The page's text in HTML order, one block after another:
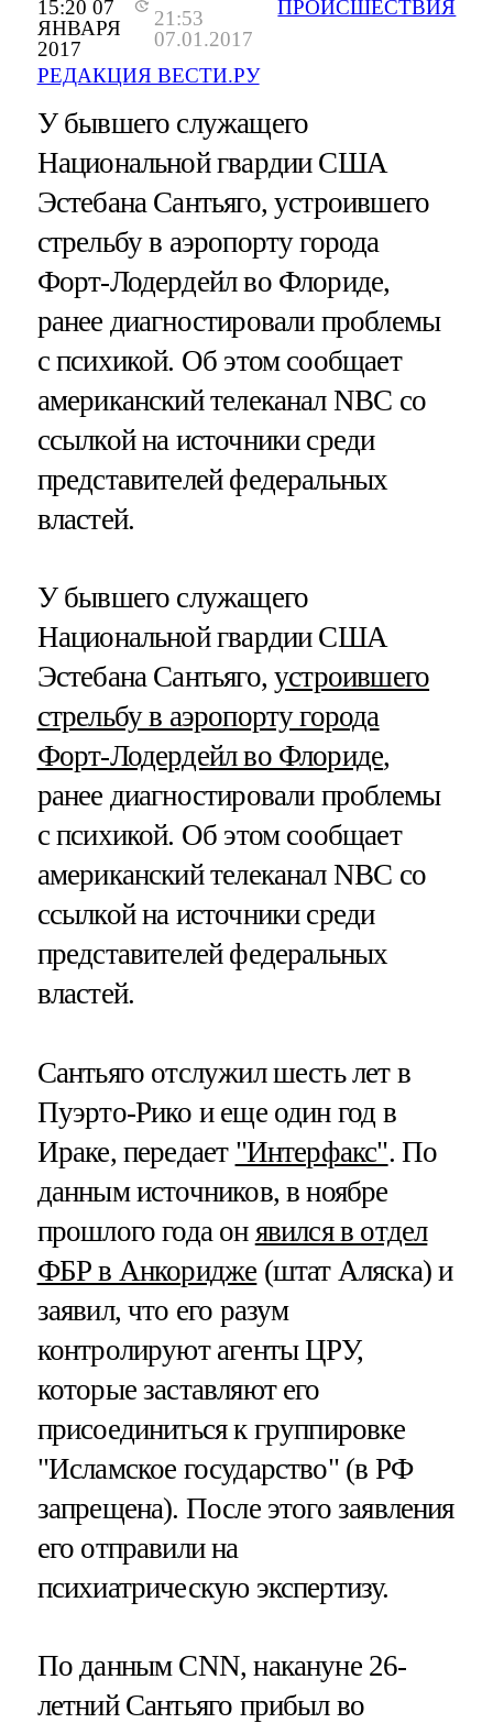
15:20 07
ЯНВАРЯ
2017
21:53
07.01.2017
РЕДАКЦИЯ ВЕСТИ.РУ
ПРОИСШЕСТВИЯ
У бывшего служащего
Национальной гвардии США
Эстебана Сантьяго, устроившего
стрельбу в аэропорту города
Форт-Лодердейл во Флориде,
ранее диагностировали проблемы
с психикой. Об этом сообщает
американский телеканал NBC со
ссылкой на источники среди
представителей федеральных
властей.
У бывшего служащего
Национальной гвардии США
Эстебана Сантьяго,устроившего
стрельбу в аэропорту города
Форт-Лодердейл во Флориде,
ранее диагностировали проблемы
с психикой. Об этом сообщает
американский телеканал NBC со
ссылкой на источники среди
представителей федеральных
властей.
Сантьяго отслужил шесть лет в
Пуэрто-Рико и еще один год в
Ираке, передает "Интерфакс". По
данным источников, в ноябре
прошлого года он явился в отдел
ФБР в Анкоридже (штат Аляска) и
заявил, что его разум
контролируют агенты ЦРУ,
которые заставляют его
присоединиться к группировке
"Исламское государство" (в РФ
запрещена). После этого заявления
его отправили на
психиатрическую экспертизу.
По данным CNN, накануне 26-
летний Сантьяго прибыл во